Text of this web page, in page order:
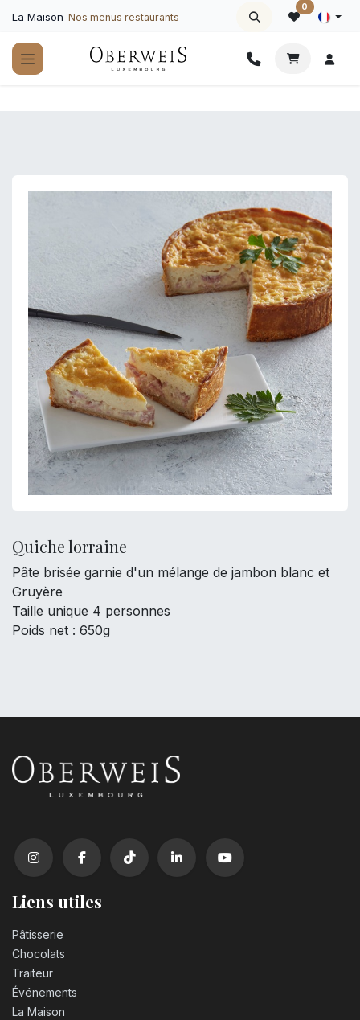
La Maison Nos menus restaurants
0
Quiche lorraine
Pâte brisée garnie d'un mélange de jambon blanc et
Gruyère
Taille unique 4 personnes
Poids net : 650g
Liens utiles
Pâtisserie
Chocolats
Traiteur
Événements
La Maison